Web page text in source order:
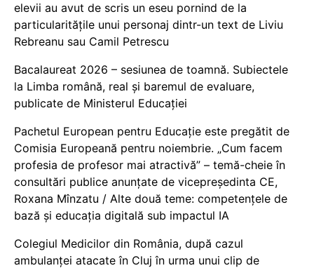
elevii au avut de scris un eseu pornind de la
particularitățile unui personaj dintr-un text de Liviu
Rebreanu sau Camil Petrescu
Bacalaureat 2026 – sesiunea de toamnă. Subiectele
la Limba română, real și baremul de evaluare,
publicate de Ministerul Educației
Pachetul European pentru Educație este pregătit de
Comisia Europeană pentru noiembrie. „Cum facem
profesia de profesor mai atractivă” – temă-cheie în
consultări publice anunțate de vicepreședinta CE,
Roxana Mînzatu / Alte două teme: competențele de
bază și educația digitală sub impactul IA
Colegiul Medicilor din România, după cazul
ambulanței atacate în Cluj în urma unui clip de